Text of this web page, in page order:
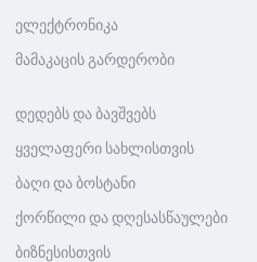
ელექტრონიკა
მამაკაცის გარდერობი
დედებს და ბავშვებს
ყველაფერი სახლისთვის
ბაღი და ბოსტანი
ქორწილი და დღესასწაულები
ბიზნესისთვის